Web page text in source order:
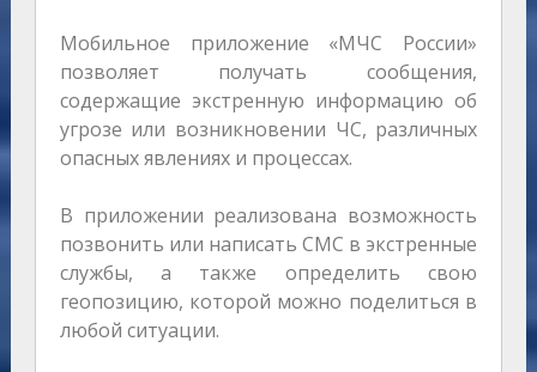
Мобильное приложение «МЧС России»
позволяет получать сообщения,
содержащие экстренную информацию об
угрозе или возникновении ЧС, различных
опасных явлениях и процессах.
В приложении реализована возможность
позвонить или написать СМС в экстренные
службы, а также определить свою
геопозицию, которой можно поделиться в
любой ситуации.